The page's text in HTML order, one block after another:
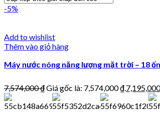
-5%
Add to wishlist
Thêm vào giỏ hàng
Máy nước nóng năng lượng mặt trời – 18
7,574,000₫Giá gốc là: 7,574,000 ₫.